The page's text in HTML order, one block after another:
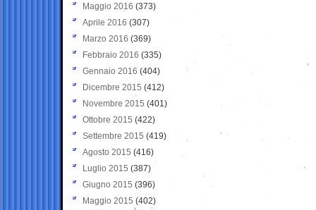
Maggio 2016 (373)
Aprile 2016 (307)
Marzo 2016 (369)
Febbraio 2016 (335)
Gennaio 2016 (404)
Dicembre 2015 (412)
Novembre 2015 (401)
Ottobre 2015 (422)
Settembre 2015 (419)
Agosto 2015 (416)
Luglio 2015 (387)
Giugno 2015 (396)
Maggio 2015 (402)